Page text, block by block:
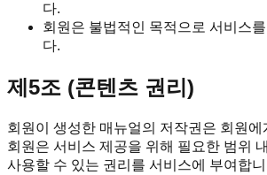
다.
회원은 불법적인 목적으로 서비스
다.
제5조 (콘텐츠 권리)
회원이 생성한 매뉴얼의 저작권은 회원
회원은 서비스 제공을 위해 필요한 범위
사용할 수 있는 권리를 서비스에 부여합